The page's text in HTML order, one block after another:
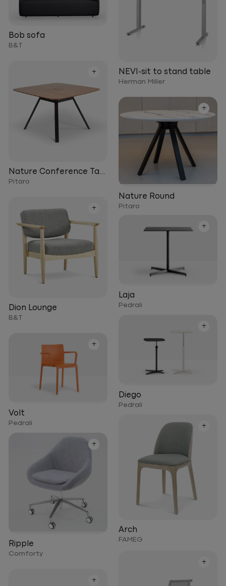
Bob sofa
B&T
NEVI-sit to stand table
Herman Miller
+
Nature Conference Table
Pitaro
+
Nature Round
Pitaro
+
Dion Lounge
B&T
+
Laja
Pedrali
+
Diego
Pedrali
+
Volt
Pedrali +
Arch
FAMEG
+
Ripple
Comforty
+
+